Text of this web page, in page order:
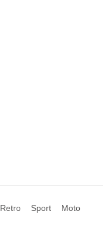
Retro Sport Moto